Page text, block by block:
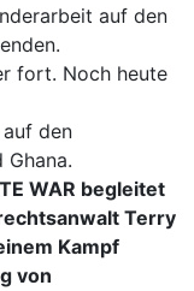
auf den
fort. Noch heute
den
Ghana.
WAR begleitet
Terry
Kampf
von